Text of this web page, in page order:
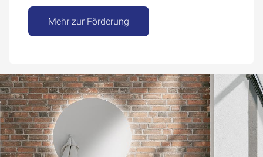
Mehr zur Förderung